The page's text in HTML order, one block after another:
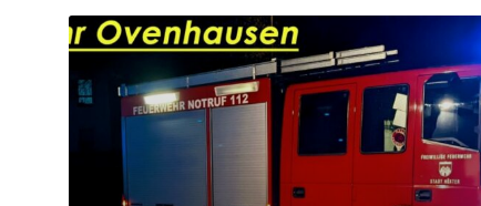
Mehr
erfahren